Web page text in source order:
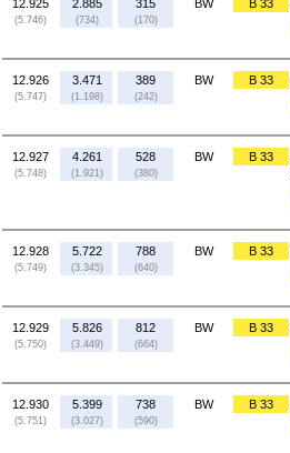
12.925
(5.746)
2.885
(734)
315
(170)
BW B 33
12.926
(5.747)
3.471
(1.198)
389
(242)
BW B 33
12.927
(5.748)
4.261
(1.921)
528
(380)
BW B 33
12.928
(5.749)
5.722
(3.345)
788
(640)
BW B 33
12.929
(5.750)
5.826
(3.449)
812
(664)
BW B 33
12.930
(5.751)
5.399
(3.027)
738
(590)
BW B 33